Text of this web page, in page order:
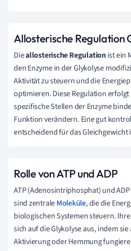
Allosterische Regulation
Dieallosterische Regulationist ein
den Enzyme in der Glykolyse
Aktivität zu steuern und die
optimieren. Diese Regulation
spezifische Stellen der Enzyme
Funktion verändern. Eine gut
entscheidend für das Gleichgewicht
Rolle von ATP und ADP
ATP (Adenosintriphosphat) und
sind zentraleMoleküle, die die
biologischen Systemen steuern.
sich auf die Glykolyse aus, indem sie
Aktivierung oder Hemmung